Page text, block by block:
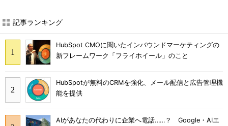
記事ランキング
HubSpot CMOに聞いたインバウンドマーケティングの
新フレームワーク「フライホイール」のこと
HubSpotが無料のCRMを強化、メール配信と広告管理機
能を提供
AIがあなたの代わりに企業へ電話……？ Google・AIエ